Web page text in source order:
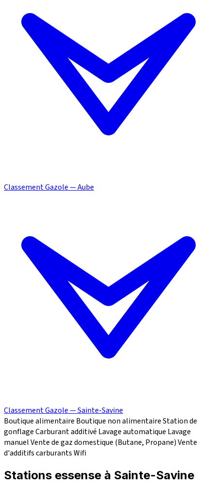
Classement Gazole — Aube
Classement Gazole — Sainte-Savine
Boutique alimentaire Boutique non alimentaireStation de
gonflageCarburant additivé Lavage automatique Lavage
manuelVente de gaz domestique (Butane, Propane)Vente
d'additifs carburantsWifi
Stations essense à Sainte-Savine